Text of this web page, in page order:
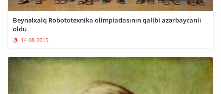
Beynəlxalq Robototexnika olimpiadasının qalibi azərbaycanlı
oldu
14-08-2015